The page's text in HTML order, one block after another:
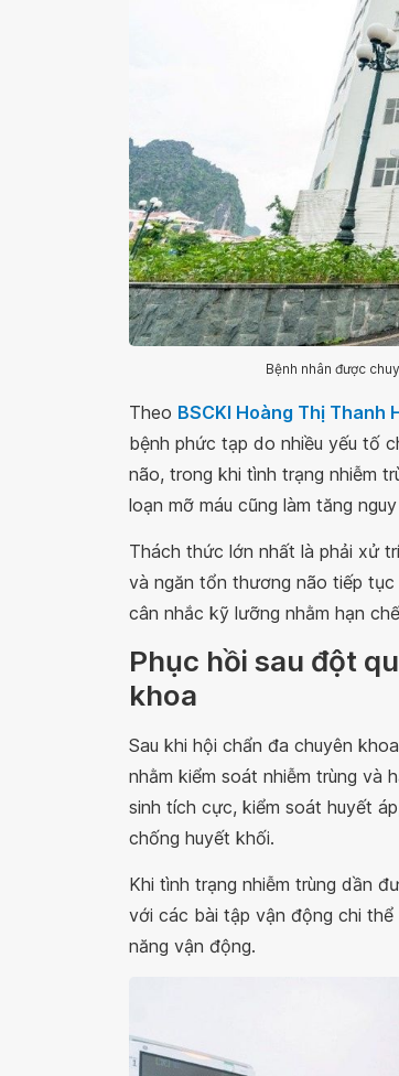
Bệnh nhân được
Theo BSCKI Hoàng Thị Thanh
bệnh phức tạp do nhiều yếu tố
não, trong khi tình trạng nhiễm
loạn mỡ máu cũng làm tăng
Thách thức lớn nhất là phải xử
và ngăn tổn thương não tiếp
cân nhắc kỹ lưỡng nhằm hạn
Phục hồi sau đột
khoa
Sau khi hội chẩn đa chuyên
nhằm kiểm soát nhiễm trùng và
sinh tích cực, kiểm soát huyết
chống huyết khối.
Khi tình trạng nhiễm trùng dần
với các bài tập vận động chi
năng vận động.